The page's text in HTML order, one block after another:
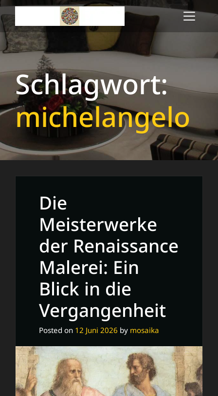
Skip
to
content
Schlagwort:
michelangelo
Die
Meisterwerke
der Renaissance
Malerei: Ein
Blick in die
Vergangenheit
Posted on 12 Juni 2026 by mosaika